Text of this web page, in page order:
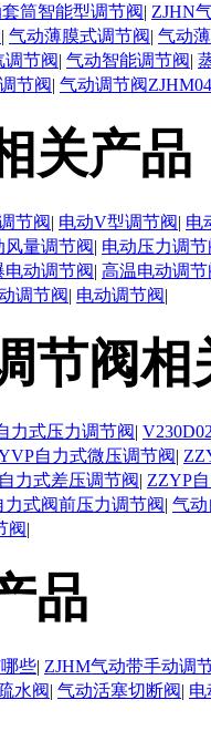
筒智能型调节阀| ZJHN
| 气动薄膜式调节阀| 气动
调节阀| 气动智能调节阀|
节阀| 气动调节阀ZJHM04
关产品
节阀| 电动V型调节阀| 电
风量调节阀| 电动压力调节
电动调节阀| 高温电动调节
调节阀| 电动调节阀|
节阀相
力式压力调节阀|
自力式微压调节阀|
力式差压调节阀| ZZYP
力式阀前压力调节阀| 气
阀|
品
些| ZJHM气动带手动调
水阀| 气动活塞切断阀| 电